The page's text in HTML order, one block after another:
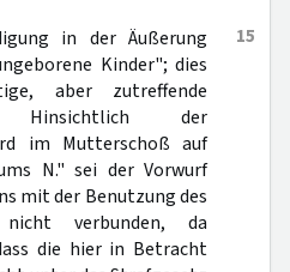
15
in der Äußerung
Kinder"; dies
aber zutreffende
Hinsichtlich der
im Mutterschoß auf
N." sei der Vorwurf
mit der Benutzung des
verbunden, da
die hier in Betracht